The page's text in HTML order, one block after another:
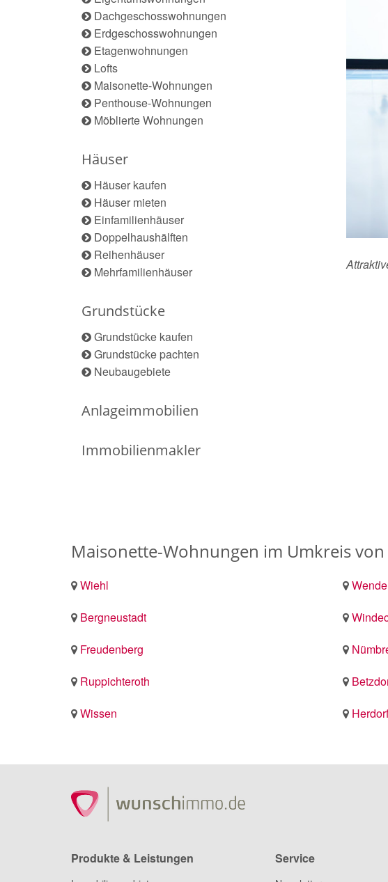
Dachgeschosswohnungen
Erdgeschosswohnungen
Etagenwohnungen
Lofts
Maisonette-Wohnungen
Penthouse-Wohnungen
Möblierte Wohnungen
Häuser
Häuser kaufen
Häuser mieten
Einfamilienhäuser
Doppelhaushälften
Reihenhäuser
Mehrfamilienhäuser
Grundstücke
Grundstücke kaufen
Grundstücke pachten
Neubaugebiete
Anlageimmobilien
Immobilienmakler
Maisonette-Wohnungen im Umkreis
Wiehl
Bergneustadt
Freudenberg
Ruppichteroth
Wissen
Herdorf
Produkte & Leistungen Service